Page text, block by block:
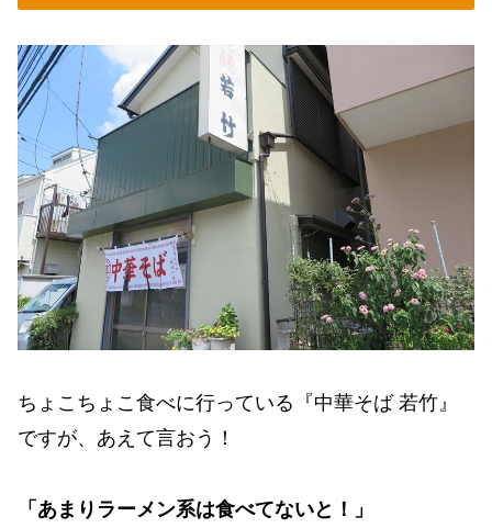
ちょこちょこ食べに行っている『中華そば 若竹』
ですが、あえて言おう！
「あまりラーメン系は食べてないと！」